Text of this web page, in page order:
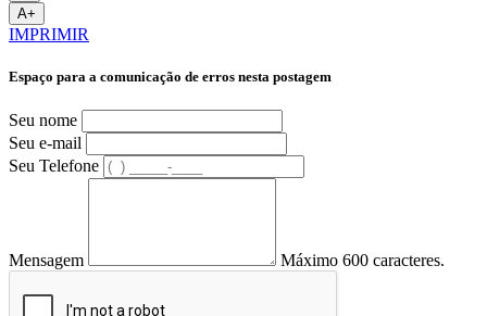
A+
IMPRIMIR
Espaço para a comunicação de erros nesta postagem
Seu nome
Seu e-mail
Seu Telefone
Mensagem Máximo 600 caracteres.